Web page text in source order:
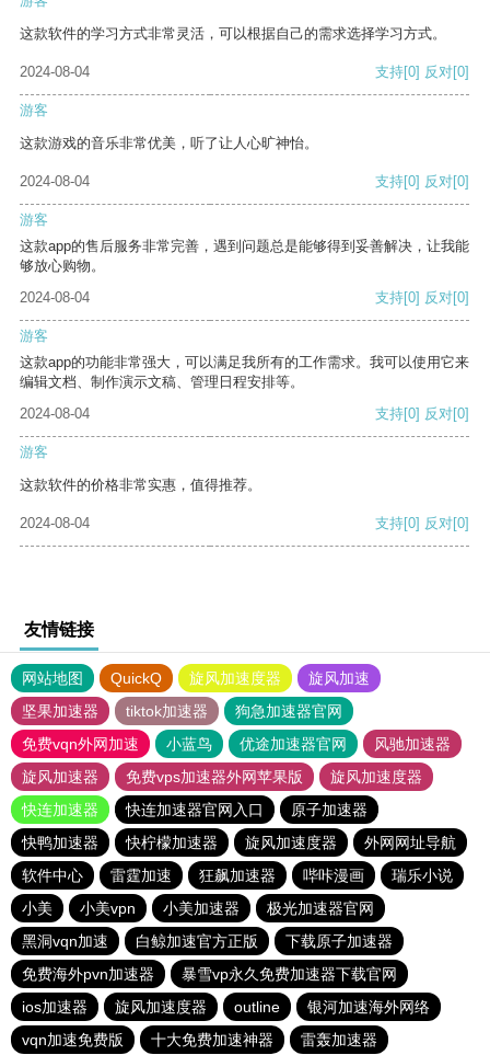
这款软件的学习方式非常灵活，可以根据自己的需求选择学习方式。
2024-08-04 支持[0] 反对[0]
游客
这款游戏的音乐非常优美，听了让人心旷神怡。
2024-08-04 支持[0] 反对[0]
游客
这款app的售后服务非常完善，遇到问题总是能够得到妥善解决，让我能
够放心购物。
2024-08-04
支持[0] 反对[0]
游客
这款app的功能非常强大，可以满足我所有的工作需求。我可以使用它来
编辑文档、制作演示文稿、管理日程安排等。
2024-08-04
支持[0] 反对[0]
游客
这款软件的价格非常实惠，值得推荐。
2024-08-04 支持[0] 反对[0]
友情链接
网站地图 QuickQ 旋风加速度器
旋风加速
坚果加速器
tiktok加速器
狗急加速器官网
免费vqn外网加速
小蓝鸟 优途加速器官网
风驰加速器
旋风加速器
免费vps加速器外网苹果版
旋风加速度器
快连加速器
快连加速器官网入口
原子加速器
快鸭加速器
快柠檬加速器 旋风加速度器
外网网址导航
软件中心
雷霆加速 狂飙加速器 哔咔漫画
瑞乐小说
小美
小美vpn 小美加速器
极光加速器官网
黑洞vqn加速
白鲸加速官方正版
下载原子加速器
免费海外pvn加速器
暴雪vp永久免费加速器下载官网
ios加速器
旋风加速度器 outline
银河加速海外网络
vqn加速免费版
十大免费加速神器 雷轰加速器